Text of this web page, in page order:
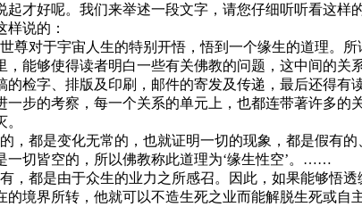
才好呢。我们来举述一段文字，请您仔细听听看这样
说的：
尊对于宇宙人生的特别开悟，悟到一个缘生的道理。
能够使得读者明白一些有关佛教的问题，这中间的
检字、排版及印刷，邮件的寄发及传递，最后还得
步的考察，每一个关系的单元上，也都连带著许多
，都是变化无常的，也就证明一切的现象，都是假有
一切皆空的，所以佛教称此道理为‘缘生性空’。……
，都是由于众生的业力之所感召。因此，如果能够悟
境界所转，他就可以不造生死之业而能解脱生死或自